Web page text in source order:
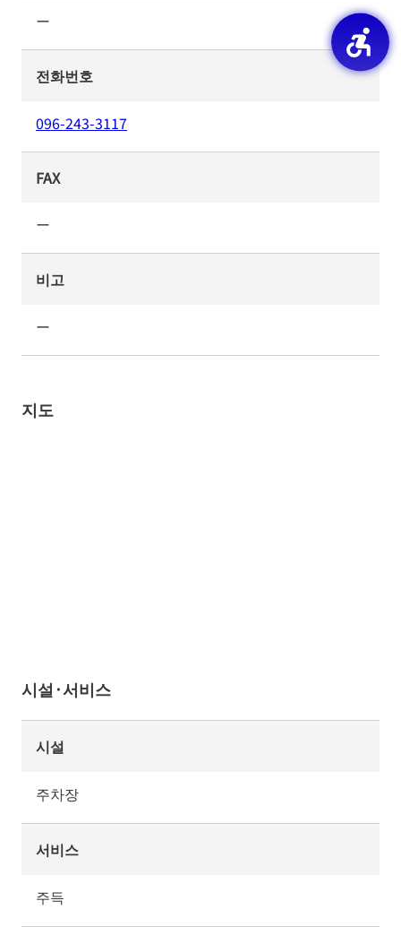
ー
전화번호
096-243-3117
FAX
ー
비고
ー
지도
시설·서비스
시설
주차장
서비스
주득